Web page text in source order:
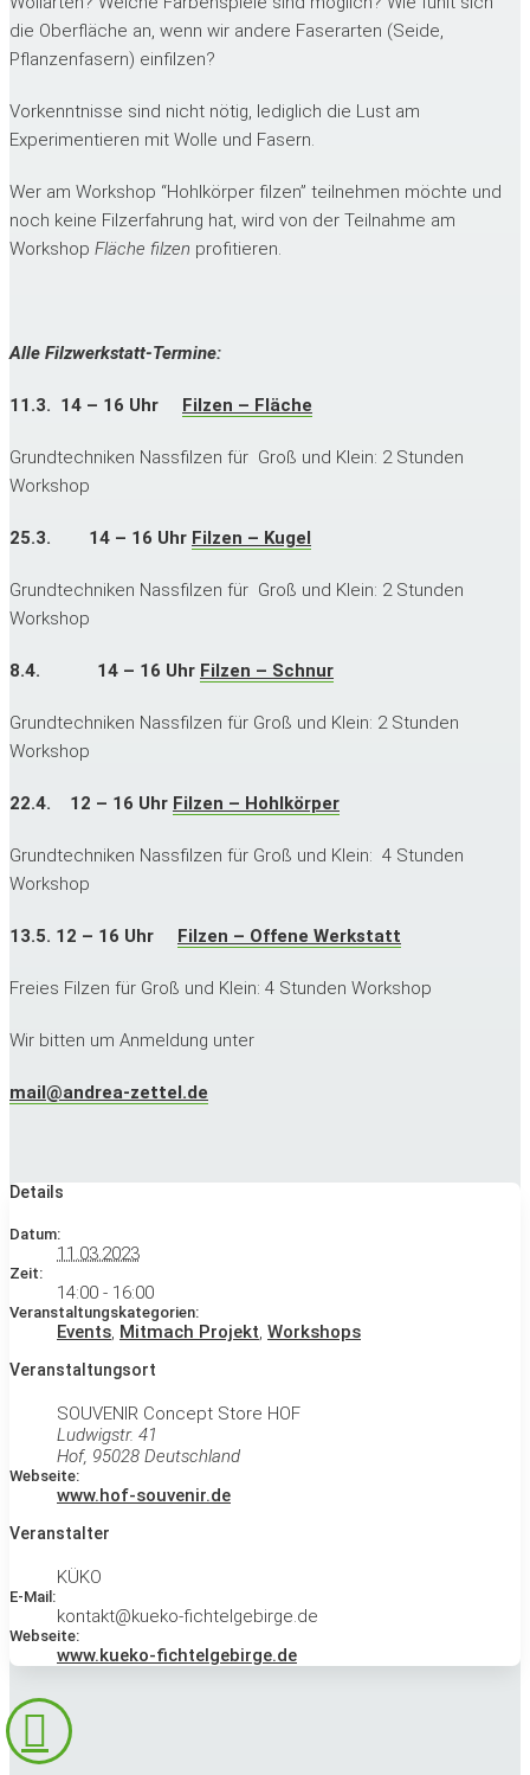
die Oberfläche an, wenn wir andere Faserarten (Seide,
Pflanzenfasern) einfilzen?
Vorkenntnisse sind nicht nötig, lediglich die Lust am
Experimentieren mit Wolle und Fasern.
Wer am Workshop “Hohlkörper filzen” teilnehmen möchte und
noch keine Filzerfahrung hat, wird von der Teilnahme am
Workshop Fläche filzen profitieren.
Alle Filzwerkstatt-Termine:
11.3. 14 – 16 Uhr Filzen – Fläche
Grundtechniken Nassfilzen für Groß und Klein: 2 Stunden
Workshop
25.3. 14 – 16 Uhr Filzen – Kugel
Grundtechniken Nassfilzen für Groß und Klein: 2 Stunden
Workshop
8.4. 14 – 16 Uhr Filzen – Schnur
Grundtechniken Nassfilzen für Groß und Klein: 2 Stunden
Workshop
22.4. 12 – 16 Uhr Filzen – Hohlkörper
Grundtechniken Nassfilzen für Groß und Klein: 4 Stunden
Workshop
13.5. 12 – 16 Uhr Filzen – Offene Werkstatt
Freies Filzen für Groß und Klein: 4 Stunden Workshop
Wir bitten um Anmeldung unter
mail@andrea-zettel.de
Details
Datum:
11.03.2023
Zeit:
14:00 - 16:00
Veranstaltungskategorien:
Events, Mitmach Projekt, Workshops
Veranstaltungsort
SOUVENIR Concept Store HOF
Ludwigstr. 41
Hof, 95028 Deutschland
Webseite:
www.hof-souvenir.de
Veranstalter
KÜKO
E-Mail:
kontakt@kueko-fichtelgebirge.de
Webseite:
www.kueko-fichtelgebirge.de